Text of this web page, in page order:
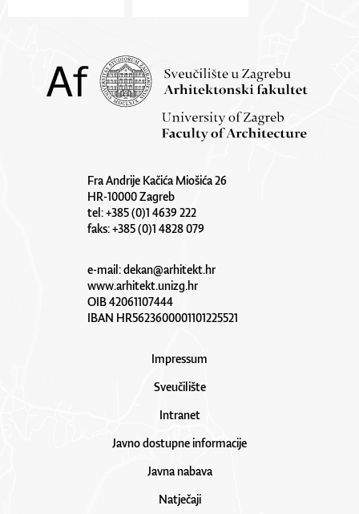
Fra Andrije Kačića Miošića 26
HR-10000 Zagreb
tel: +385 (0)1 4639 222
faks: +385 (0)1 4828 079
e-mail:dekan@arhitekt.hr
www.arhitekt.unizg.hr
OIB 42061107444
IBAN HR5623600001101225521
Impressum
Sveučilište
Intranet
Javno dostupne informacije
Javna nabava
Natječaji